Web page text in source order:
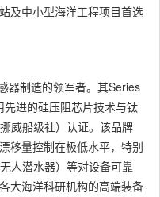
及中小型海洋工程项目首选
器制造的领军者。其Series
进的硅压阻芯片技术与钛
威船级社）认证。该品牌
移量控制在极低水平，特别
人潜水器）等对设备可靠
大海洋科研机构的高端装备